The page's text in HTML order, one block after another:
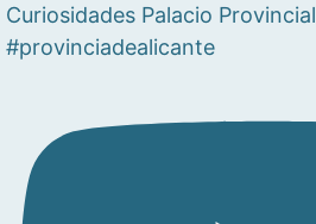
Curiosidades Palacio Provincial
#provinciadealicante